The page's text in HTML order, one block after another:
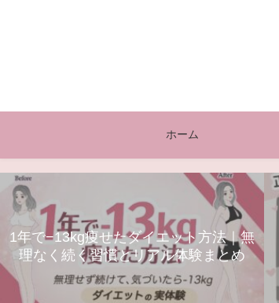
ホーム
1年で−13kg痩せたダイエット方法｜無
理なく続く習慣とリアル体験まとめ